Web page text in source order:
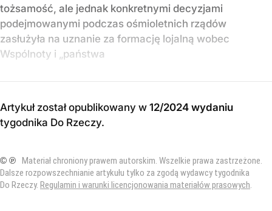
tożsamość, ale jednak konkretnymi decyzjami
podejmowanymi podczas ośmioletnich rządów
zasłużyła na uznanie za formację lojalną wobec
Wspólnoty i „państwa
Artykuł został opublikowany w 12/2024 wydaniu
tygodnika Do Rzeczy.
© ℗ Materiał chroniony prawem autorskim. Wszelkie prawa zastrzeżone.
Dalsze rozpowszechnianie artykułu tylko za zgodą wydawcy tygodnika
Do Rzeczy. Regulamin i warunki licencjonowania materiałów prasowych.